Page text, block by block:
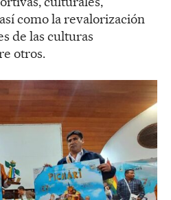
como la revalorización
de las culturas
otros.